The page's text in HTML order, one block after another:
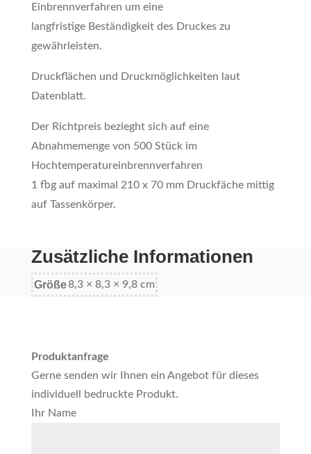
Einbrennverfahren um eine
langfristige Beständigkeit des Druckes zu
gewährleisten.
Druckflächen und Druckmöglichkeiten laut
Datenblatt.
Der Richtpreis bezieght sich auf eine
Abnahmemenge von 500 Stück im
Hochtemperatureinbrennverfahren
1 fbg auf maximal 210 x 70 mm Druckfäche mittig
auf Tassenkörper.
Zusätzliche Informationen
Größe8,3 × 8,3 × 9,8 cm
Produktanfrage
Gerne senden wir Ihnen ein Angebot für dieses
individuell bedruckte Produkt.
Ihr Name